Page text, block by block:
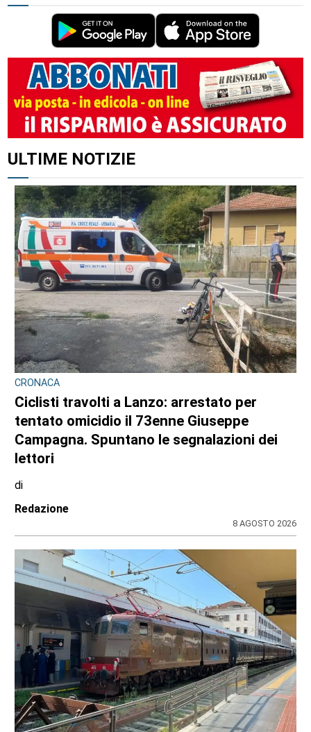
ULTIME NOTIZIE
CRONACA
Ciclisti travolti a Lanzo: arrestato per
tentato omicidio il 73enne Giuseppe
Campagna. Spuntano le segnalazioni dei
lettori
di
Redazione
8 AGOSTO 2026